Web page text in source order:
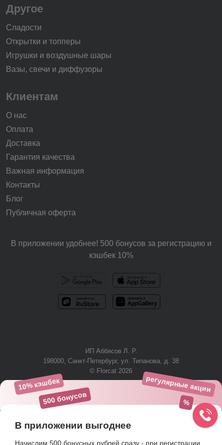
10% кэшбек
500 бонусов
регулярные акции
%
В приложении выгоднее
Начислим 500 бонусных рублей сразу - при регистрации.
Другое
Сладости
Открытки и топперы
Игрушки и воздушные шары
Вазы, свечи и диффузоры
Клиентам
О нас
Оплата
Доставка
Гарантия качества
Важная информация
Контакты
Блог
Публичная оферта
В приложении удобнее! 500 бонусов за регистрацию и
кэшбек 10%
ИП Аббясов Л. Р.
198000, Санкт-Петербург, ул. Типанова, д. 38
© Florcat 2026
+7 (812) 425-61-03
Пользовательское соглашение